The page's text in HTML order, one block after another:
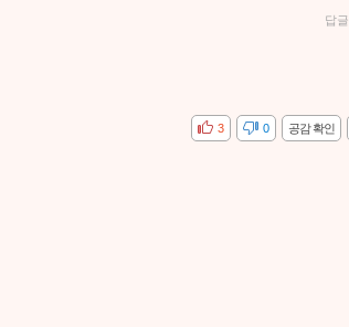
답글
공감 확인
비공감 0
3